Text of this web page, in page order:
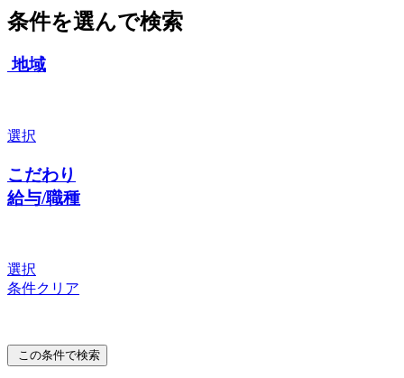
条件を選んで検索
地域
選択
こだわり
給与/職種
選択
条件クリア
この条件で検索